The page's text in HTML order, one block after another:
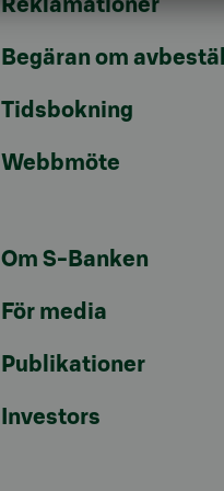
Reklamationer
Begäran om
Tidsbokning
Webbmöte
Om S-Banken
För media
Publikationer
Investors